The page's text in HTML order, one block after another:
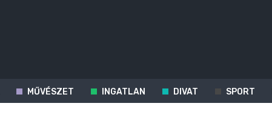
MŰVÉSZET INGATLAN DIVAT SPORT